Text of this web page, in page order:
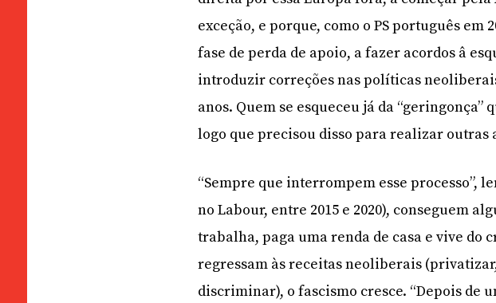
exceção, e porque, como o PS português em
fase de perda de apoio, a fazer acordos â
introduzir correções nas políticas
anos. Quem se esqueceu já da “geringonça”
logo que precisou disso para realizar outras
“Sempre que interrompem esse processo”,
no Labour, entre 2015 e 2020), conseguem
trabalha, paga uma renda de casa e vive do
regressam às receitas neoliberais
discriminar), o fascismo cresce. “Depois de